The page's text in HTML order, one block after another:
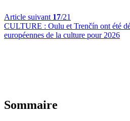
Article suivant 17/21
CULTURE : Oulu et Trenčín ont été
européennes de la culture pour 2026
Sommaire